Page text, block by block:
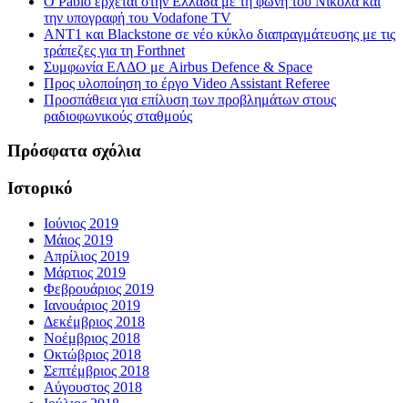
την υπογραφή του Vodafone TV
ΑΝΤ1 και Blackstone σε νέο κύκλο διαπραγμάτευσης με τις
τράπεζες για τη Forthnet
Συμφωνία ΕΛΔΟ με Airbus Defence & Space
Προς υλοποίηση το έργο Video Assistant Referee
Προσπάθεια για επίλυση των προβλημάτων στους
ραδιοφωνικούς σταθμούς
Πρόσφατα σχόλια
Ιστορικό
Ιούνιος 2019
Μάιος 2019
Απρίλιος 2019
Μάρτιος 2019
Φεβρουάριος 2019
Ιανουάριος 2019
Δεκέμβριος 2018
Νοέμβριος 2018
Οκτώβριος 2018
Σεπτέμβριος 2018
Αύγουστος 2018